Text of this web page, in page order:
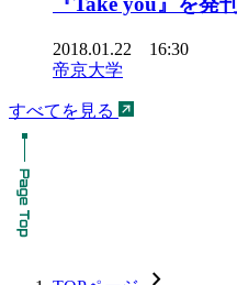
2018.01.22 16:30
帝京大学
すべてを見る